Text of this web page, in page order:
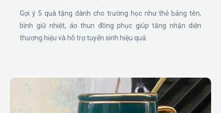
Gợi ý 5 quà tặng dành cho trường học như thẻ bảng tên,
bình giữ nhiệt, áo thun đồng phục giúp tăng nhận diện
thương hiệu và hỗ trợ tuyển sinh hiệu quả.